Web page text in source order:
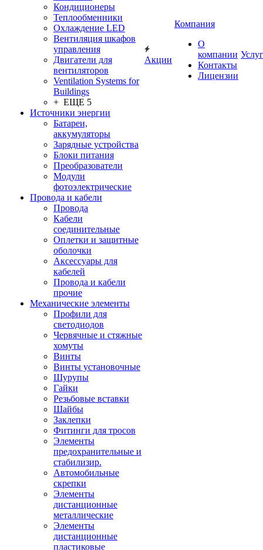
Кондиционеры
Теплообменники
Охлаждение LED
Вентиляция шкафов
управления
Двигатели для
вентиляторов
Ventilation Systems for
Buildings
+ ЕЩЕ 5
Источники энергии
Батареи,
аккумуляторы
Зарядные устройства
Блоки питания
Преобразователи
Модули
фотоэлектрические
Провода и кабели
Провода
Кабели
соединительные
Оплетки и защитные
оболочки
Аксессуары для
кабелей
Провода и кабели
прочие
Механические элементы
Профили для
светодиодов
Червячные и стяжные
хомуты
Винты
Винты установочные
Шурупы
Гайки
Резьбовые вставки
Шайбы
Заклепки
Фитинги для тросов
Элементы
предохранительные и
стабилизир.
Автомобильные
скрепки
Элементы
дистанционные
металлические
Элементы
дистанционные
пластиковые
Акции
Компания
О
компании
Контакты
Лицензии